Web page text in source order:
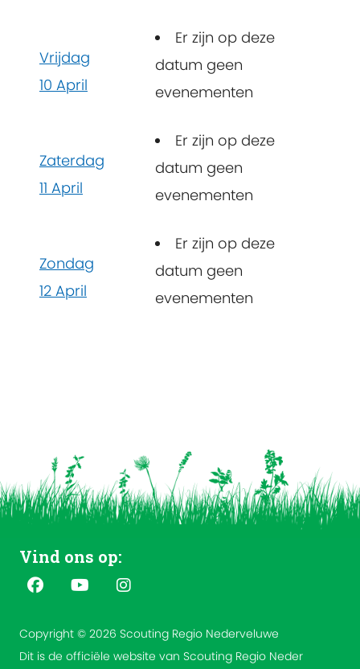
Vrijdag
10 April
Er zijn op deze
datum geen
evenementen
Zaterdag
11 April
Er zijn op deze
datum geen
evenementen
Zondag
12 April
Er zijn op deze
datum geen
evenementen
Vind ons op:
Copyright © 2026 Scouting Regio Nederveluwe
Dit is de officiële website van Scouting Regio Neder